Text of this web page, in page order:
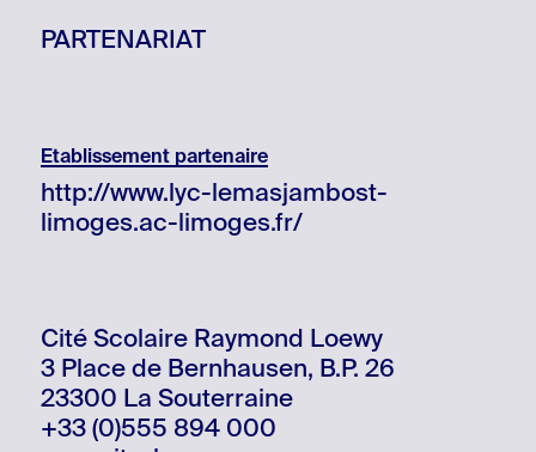
PARTENARIAT
Etablissement partenaire
http://www.lyc-lemasjambost-
limoges.ac-limoges.fr/
Cité Scolaire Raymond Loewy
3 Place de Bernhausen, B.P. 26
23300 La Souterraine
+33 (0)555 894 000